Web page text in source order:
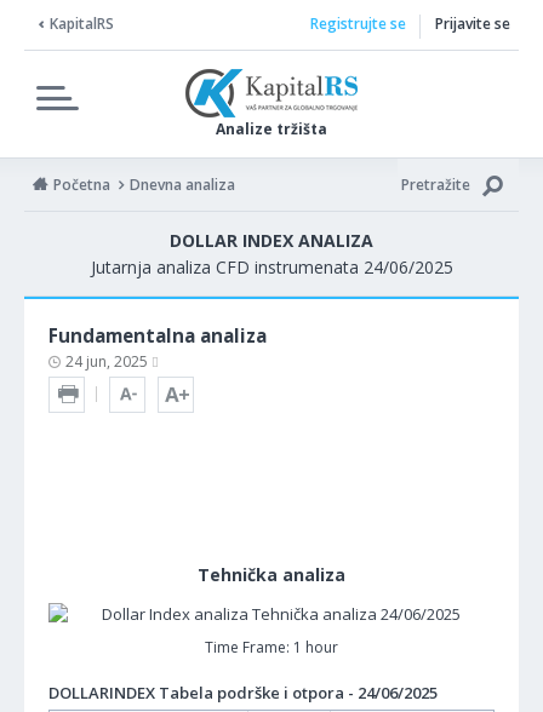
KapitalRS
Analize tržišta
Registrujte se Prijavite se
Početna Dnevna analiza Pretražite
DOLLAR INDEX ANALIZA
Jutarnja analiza CFD instrumenata 24/06/2025
Fundamentalna analiza
24 jun, 2025
Tehnička analiza
Time Frame: 1 hour
DOLLARINDEX Tabela podrške i otpora - 24/06/2025